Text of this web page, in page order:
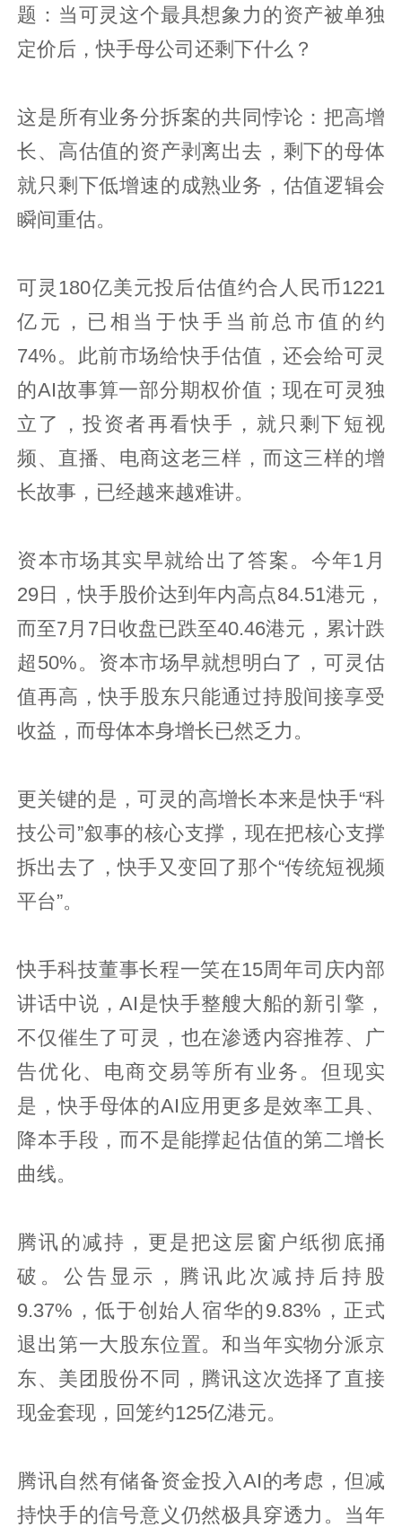
题：当可灵这个最具想象力的资产被单独
定价后，快手母公司还剩下什么？
这是所有业务分拆案的共同悖论：把高增
长、高估值的资产剥离出去，剩下的母体
就只剩下低增速的成熟业务，估值逻辑会
瞬间重估。
可灵180亿美元投后估值约合人民币1221
亿元，已相当于快手当前总市值的约
74%。此前市场给快手估值，还会给可灵
的AI故事算一部分期权价值；现在可灵独
立了，投资者再看快手，就只剩下短视
频、直播、电商这老三样，而这三样的增
长故事，已经越来越难讲。
资本市场其实早就给出了答案。今年1月
29日，快手股价达到年内高点84.51港元，
而至7月7日收盘已跌至40.46港元，累计跌
超50%。资本市场早就想明白了，可灵估
值再高，快手股东只能通过持股间接享受
收益，而母体本身增长已然乏力。
更关键的是，可灵的高增长本来是快手“科
技公司”叙事的核心支撑，现在把核心支撑
拆出去了，快手又变回了那个“传统短视频
平台”。
快手科技董事长程一笑在15周年司庆内部
讲话中说，AI是快手整艘大船的新引擎，
不仅催生了可灵，也在渗透内容推荐、广
告优化、电商交易等所有业务。但现实
是，快手母体的AI应用更多是效率工具、
降本手段，而不是能撑起估值的第二增长
曲线。
腾讯的减持，更是把这层窗户纸彻底捅
破。公告显示，腾讯此次减持后持股
9.37%，低于创始人宿华的9.83%，正式
退出第一大股东位置。和当年实物分派京
东、美团股份不同，腾讯这次选择了直接
现金套现，回笼约125亿港元。
腾讯自然有储备资金投入AI的考虑，但减
持快手的信号意义仍然极具穿透力。当年